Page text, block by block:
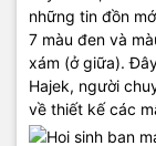
những tin đồn
7 màu đen và
xám (ở giữa).
Hajek, người
về thiết kế các